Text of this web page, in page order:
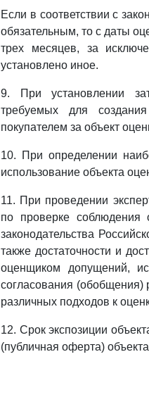
Если в соответствии с
обязательным, то с даты
трех месяцев, за
установлено иное.
9. При установлении
требуемых для
покупателем за объект
10. При определении
использование объекта
11. При проведении
по проверке соблюдения
законодательства
также достаточности и
оценщиком допущений,
согласования (обобщения)
различных подходов к
12. Срок экспозиции
(публичная оферта)